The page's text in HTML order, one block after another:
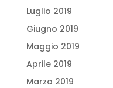
Luglio 2019
Giugno 2019
Maggio 2019
Aprile 2019
Marzo 2019